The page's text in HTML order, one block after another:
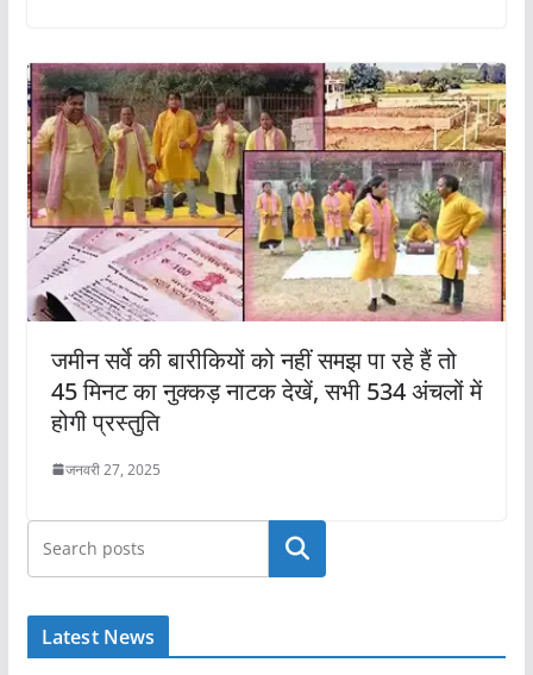
जमीन सर्वे की बारीकियों को नहीं समझ पा रहे हैं तो
45 मिनट का नुक्कड़ नाटक देखें, सभी 534 अंचलों में
होगी प्रस्तुति
जनवरी 27, 2025
खोजें
Latest News